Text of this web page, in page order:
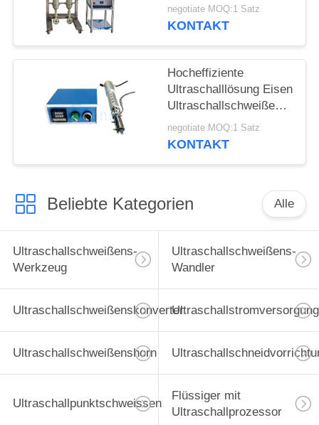
Ultraschall-
Homogenisatormaschine
negotiate MOQ:1 Satz
KONTAKT
Hocheffiziente
Ultraschalllösung Eisen
Ultraschallschweißen
von Glas für die
Bauindustrie
negotiate MOQ:1 Satz
KONTAKT
Beliebte Kategorien Alle
Ultraschallschweißens-
Werkzeug
Ultraschallschweißens-
Wandler
UltraschallschweißenskonverterUltraschallstromversorgung
Ultraschallschweißenshorn
Ultraschallpunktschweissen
Flüssiger mit
Ultraschallprozessor